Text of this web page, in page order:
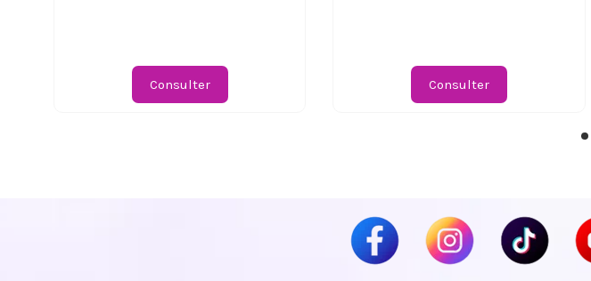
Consulter Consulter